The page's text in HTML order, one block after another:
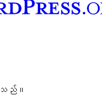
သည်။